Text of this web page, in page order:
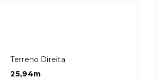
Terreno Direita:
25,94m